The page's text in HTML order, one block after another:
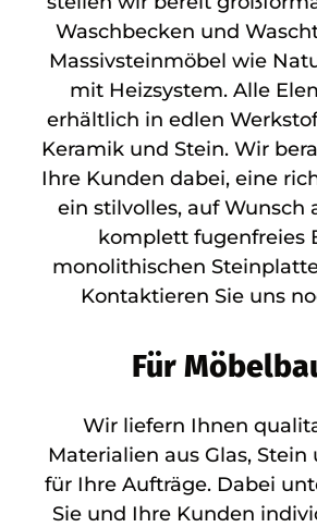
Waschbecken und
Massivsteinmöbel wie
mit Heizsystem. Alle
erhältlich in edlen
Keramik und Stein. Wir
Ihre Kunden dabei, eine
ein stilvolles, auf Wunsch
komplett fugenfreies
monolithischen
Kontaktieren Sie uns
Für
Wir liefern Ihnen
Materialien aus Glas,
für Ihre Aufträge. Dabei
Sie und Ihre Kunden